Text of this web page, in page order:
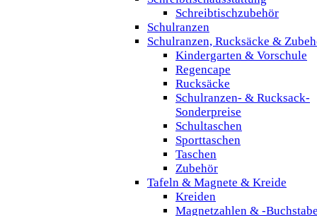
Schreibtischzubehör
Schulranzen
Schulranzen, Rucksäcke &
Kindergarten & Vorschule
Regencape
Rucksäcke
Schulranzen- & Rucksack-
Sonderpreise
Schultaschen
Sporttaschen
Taschen
Zubehör
Tafeln & Magnete & Kreide
Kreiden
Magnetzahlen & -